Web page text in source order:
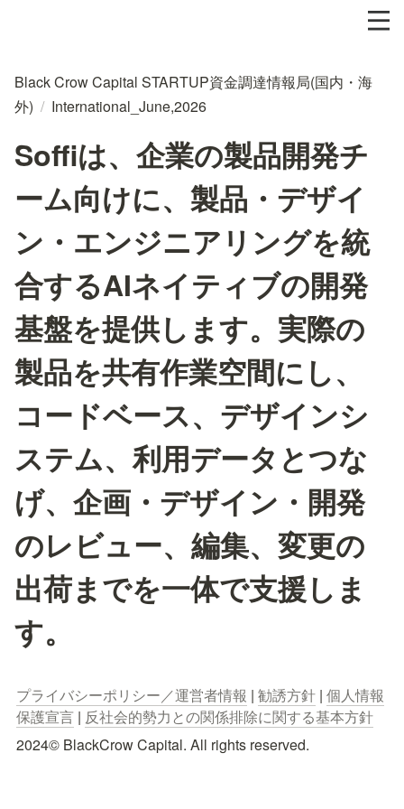
Black Crow Capital STARTUP資金調達情報局(国内・海
外) / International_June,2026
Soffiは、企業の製品開発チ
ーム向けに、製品・デザイ
ン・エンジニアリングを統
合するAIネイティブの開発
基盤を提供します。実際の
製品を共有作業空間にし、
コードベース、デザインシ
ステム、利用データとつな
げ、企画・デザイン・開発
のレビュー、編集、変更の
出荷までを一体で支援しま
す。
プライバシーポリシー／運営者情報 | 勧誘方針 | 個人情報
保護宣言 | 反社会的勢力との関係排除に関する基本方針
2024© BlackCrow Capital. All rights reserved.